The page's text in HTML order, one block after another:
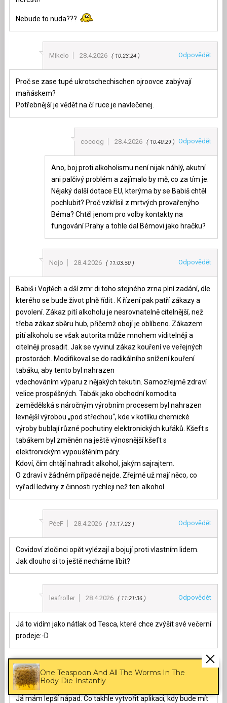
Nebude to nuda???
Mikelo 28.4.2026 10:23:24 Odpovědět
Proč se zase tupé ukrotschechischen ojroovce zabývají
maňáskem?
Potřebnější je vědět na čí ruce je navlečenej.
cocoqg 28.4.2026 10:40:29 Odpovědět
Ano, boj proti alkoholismu není nijak náhlý, akutní
ani palčivý problém a zajímalo by mě, co za tím je.
Nějaký další dotace EU, kterýma by se Babiš chtěl
pochlubit? Proč vzkřísil z mrtvých provařenýho
Béma? Chtěl jenom pro volby kontakty na
fungování Prahy a tohle dal Bémovi jako hračku?
Nojo 28.4.2026 11:03:50 Odpovědět
Babiš i Vojtěch a dší zmr di toho stejného zrna plní zadání, dle
kterého se bude život plně řídit . K řízení pak patří zákazy a
povolení. Zákaz pití alkoholu je nesrovnatelně citelnější, než
třeba zákaz sběru hub, přičemž obojí je oblíbeno. Zákazem
pití alkoholu se však autorita může mnohem viditelněji a
citelněji prosadit. Jak se vyvinul zákaz kouření ve veřejných
prostorách. Modifikoval se do radikálního snížení kouření
tabáku, aby tento byl nahrazen
vdechováním výparu z nějakých tekutin. Samozřejmě zdraví
velice prospěšných. Tabák jako obchodní komodita
zemědělská s náročným výrobním procesem byl nahrazen
levnější výrobou „pod střechou“, kde v kotlíku chemické
výroby bublají různé pochutiny elektronických kuřáků. Kšeft s
tabákem byl změněn na ještě výnosnější kšeft s
elektronickým vypouštěním páry.
Kdoví, čím chtějí nahradit alkohol, jakým sajrajtem.
O zdraví v žádném případě nejde. Zřejmě už mají něco, co
vyřadí ledviny z činnosti rychleji než ten alkohol.
PéeF 28.4.2026 11:17:23 Odpovědět
Covidoví zločinci opět vylézají a bojují proti vlastním lidem.
Jak dlouho si to ještě necháme líbit?
leafroller 28.4.2026 11:21:36 Odpovědět
Já to vidím jako nátlak od Tesca, které chce zvýšit své večerní
prodeje:-D
Stormbringer 28.4.2026 11:49:02 Odpovědět
Já mám lepší nápad. Co takhle vytvořit aplikaci, kdy bude mít
One Teaspoon And All The Worms In The
Body Die Instantly